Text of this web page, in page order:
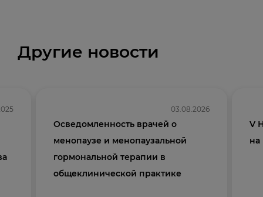
Другие новости
03.08.2026
Осведомленность врачей о
менопаузе и менопаузальной
гормональной терапии в
общеклинической практике
V
на